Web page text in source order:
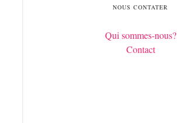
NOUS CONTATER
Qui sommes-nous?
Contact